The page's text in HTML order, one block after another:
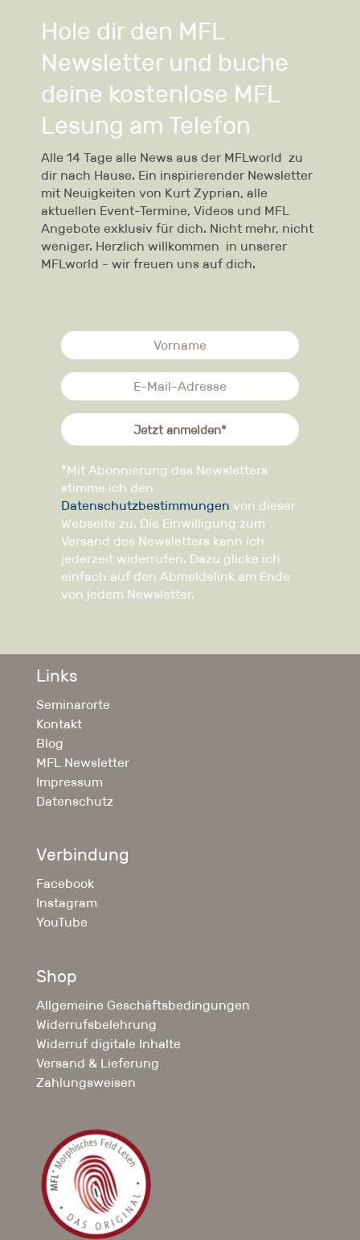
Hole dir den MFL
Newsletter und buche
deine kostenlose MFL
Lesung am Telefon
Alle 14 Tage alle News aus der MFLworld zu
dir nach Hause. Ein inspirierender Newsletter
mit Neuigkeiten von Kurt Zyprian, alle
aktuellen Event-Termine, Videos und MFL
Angebote exklusiv für dich. Nicht mehr, nicht
weniger. Herzlich willkommen in unserer
MFLworld - wir freuen uns auf dich.
Jetzt anmelden*
*Mit Abonnierung des Newsletters
stimme ich den
Datenschutzbestimmungen von dieser
Webseite zu. Die Einwilligung zum
Versand des Newsletters kann ich
jederzeit widerrufen. Dazu glicke ich
einfach auf den Abmeldelink am Ende
von jedem Newsletter.
Links
Seminarorte
Kontakt
Blog
MFL Newsletter
Impressum
Datenschutz
Verbindung
Facebook
Instagram
YouTube
Shop
Allgemeine Geschäftsbedingungen
Widerrufsbelehrung
Widerruf digitale Inhalte
Versand & Lieferung
Zahlungsweisen